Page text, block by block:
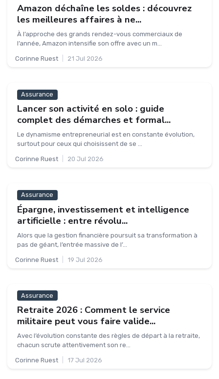
Amazon déchaîne les soldes : découvrez
les meilleures affaires à ne...
À l’approche des grands rendez-vous commerciaux de
l’année, Amazon intensifie son offre avec un m...
Corinne Ruest 21 Jul 2026
Assurance
Lancer son activité en solo : guide
complet des démarches et formal...
Le dynamisme entrepreneurial est en constante évolution,
surtout pour ceux qui choisissent de se ...
Corinne Ruest 20 Jul 2026
Assurance
Épargne, investissement et intelligence
artificielle : entre révolu...
Alors que la gestion financière poursuit sa transformation à
pas de géant, l’entrée massive de l’...
Corinne Ruest 19 Jul 2026
Assurance
Retraite 2026 : Comment le service
militaire peut vous faire valide...
Avec l’évolution constante des règles de départ à la retraite,
chacun scrute attentivement son re...
Corinne Ruest 17 Jul 2026